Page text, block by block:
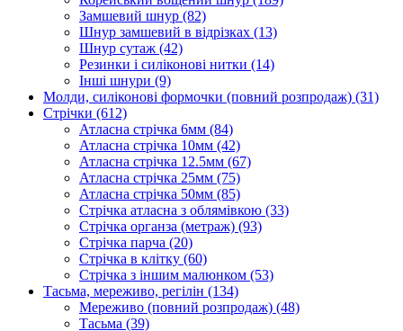
Замшевий шнур (82)
Шнур замшевий в відрізках (13)
Шнур сутаж (42)
Резинки і силіконові нитки (14)
Інші шнури (9)
Молди, силіконові формочки (повний розпродаж) (31)
Стрічки (612)
Атласна стрічка 6мм (84)
Атласна стрічка 10мм (42)
Атласна стрічка 12.5мм (67)
Атласна стрічка 25мм (75)
Атласна стрічка 50мм (85)
Стрічка атласна з облямівкою (33)
Стрічка органза (метраж) (93)
Стрічка парча (20)
Стрічка в клітку (60)
Стрічка з іншим малюнком (53)
Тасьма, мереживо, регілін (134)
Мереживо (повний розпродаж) (48)
Тасьма (39)